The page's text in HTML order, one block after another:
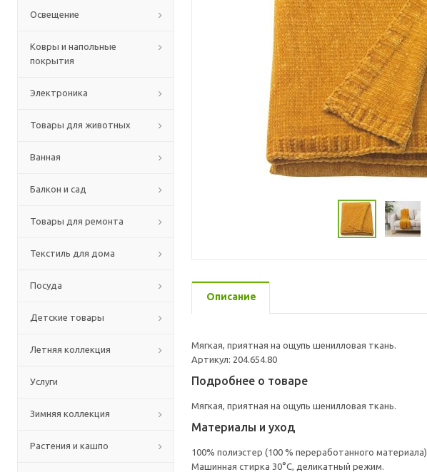
Освещение
Ковры и напольные
покрытия
Электроника
Товары для животных
Ванная
Балкон и сад
Товары для ремонта
Текстиль для дома
Посуда
Детские товары
Летняя коллекция
Услуги
Зимняя коллекция
Растения и кашпо
Описание
Мягкая, приятная на ощупь шенилловая ткань.
Артикул: 204.654.80
Подробнее о товаре
Мягкая, приятная на ощупь шенилловая ткань.
Материалы и уход
100% полиэстер (100 % переработанного материала)
Машинная стирка 30°С, деликатный режим.